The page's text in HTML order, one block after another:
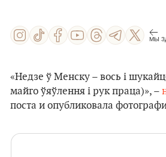
МЫ
«Недзе ў Менску – вось і
майго ўяўлення і рук праца)», –
поста и опубликовала